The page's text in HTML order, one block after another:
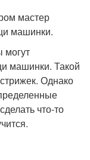
мастер
машинки.
могут
машинки. Такой
Однако
что-то